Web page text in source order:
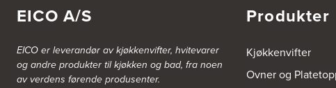
EICO A/S
EICO er leverandør av kjøkkenvifter, hvitevarer
og andre produkter til kjøkken og bad, fra noen
av verdens førende produsenter.
Produkter
Kjøkkenvifter
Ovner og